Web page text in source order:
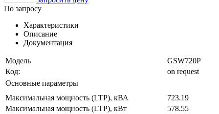
По запросу
Характеристики
Описание
Документация
Модель
GSW720P
Код:
on request
Основные параметры
Максимальная мощность (LTP), кВА
723.19
Максимальная мощность (LTP), кВт
578.55